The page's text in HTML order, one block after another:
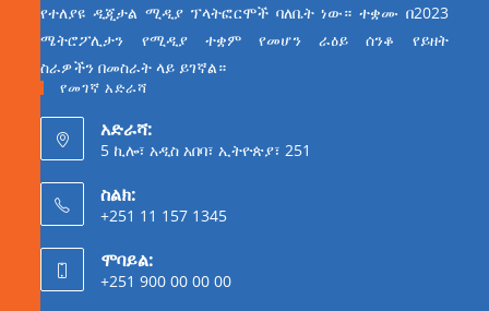
የተለያዩ ዲጂታል ሚዲያ ፕላትፎርሞች ባለቤት ነው። ተቋሙ በ2023
ሜትሮፖሊታን የሚዲያ ተቋም የመሆን ራዕይ ሰንቆ የይዘት
ስራዎችን በመስራት ላይ ይገኛል።
የመገኛ አድራሻ
አድራሻ:
5 ኪሎ፣ አዲስ አበባ፣ ኢትዮጵያ፣ 251
ስልክ:
+251 11 157 1345
ሞባይል:
+251 900 00 00 00